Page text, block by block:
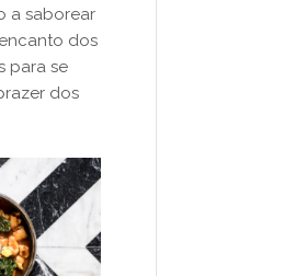
a saborear
dos
para se
dos